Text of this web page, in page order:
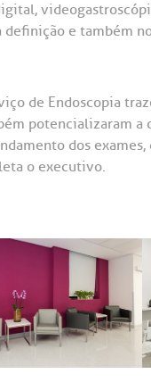
e também
de Endoscopia
potencializaram
dos
o executivo.